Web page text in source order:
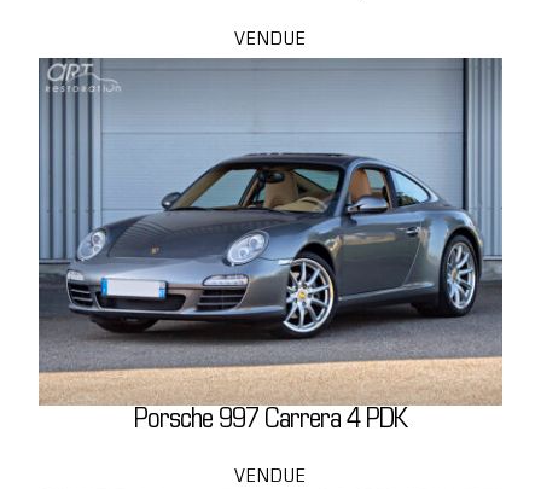
VENDUE
Porsche 997 Carrera 4 PDK
VENDUE